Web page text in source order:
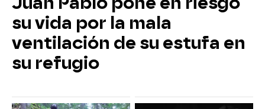
su vida por la mala
ventilación de su estufa en
su refugio